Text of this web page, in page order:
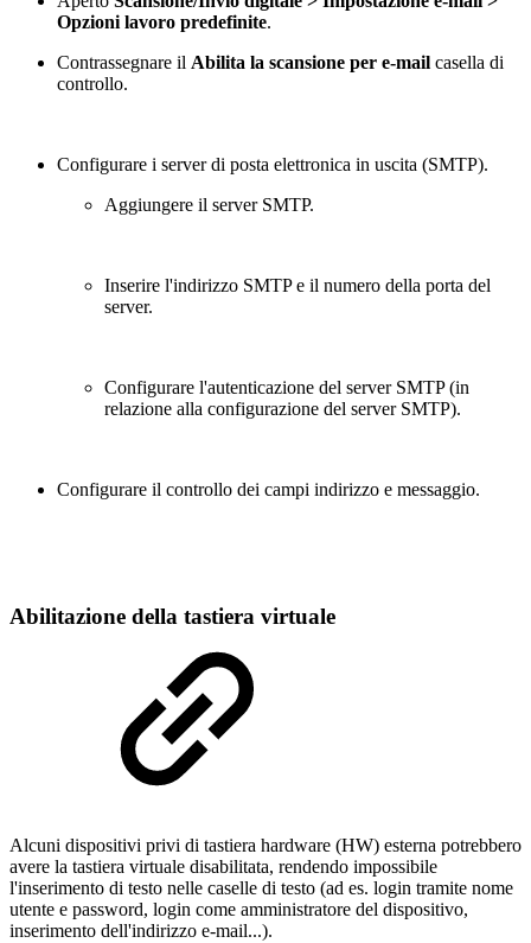
Opzioni lavoro predefinite.
Contrassegnare il Abilita la scansione per e-mail casella di
controllo.
Configurare i server di posta elettronica in uscita (SMTP).
Aggiungere il server SMTP.
Inserire l'indirizzo SMTP e il numero della porta del
server.
Configurare l'autenticazione del server SMTP (in
relazione alla configurazione del server SMTP).
Configurare il controllo dei campi indirizzo e messaggio.
Abilitazione della tastiera virtuale
Alcuni dispositivi privi di tastiera hardware (HW) esterna potrebbero
avere la tastiera virtuale disabilitata, rendendo impossibile
l'inserimento di testo nelle caselle di testo (ad es. login tramite nome
utente e password, login come amministratore del dispositivo,
inserimento dell'indirizzo e-mail...).